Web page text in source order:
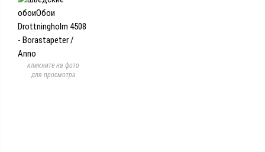
кликните на фото
для просмотра